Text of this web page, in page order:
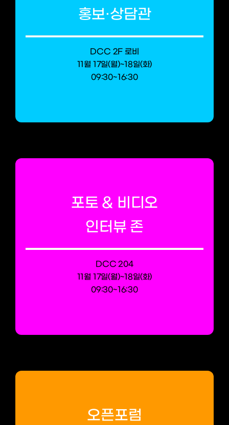
홍보·상담관
DCC 2F 로비
11월 17일(월)~18일(화)
09:30~16:30
포토 & 비디오
인터뷰 존
DCC 204
11월 17일(월)~18일(화)
09:30~16:30
오픈포럼